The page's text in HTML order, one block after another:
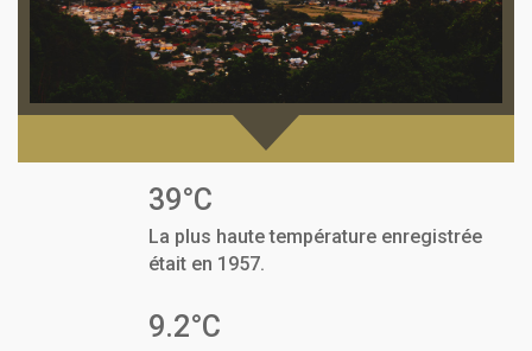
39°C
La plus haute température enregistrée
était en 1957.
9.2°C